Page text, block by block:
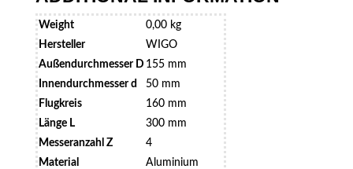
Weight
0,00 kg
Hersteller
WIGO
Außendurchmesser D 155 mm
Innendurchmesser d
50 mm
Flugkreis
160 mm
Länge L
300 mm
Messeranzahl Z
4
Material
Aluminium